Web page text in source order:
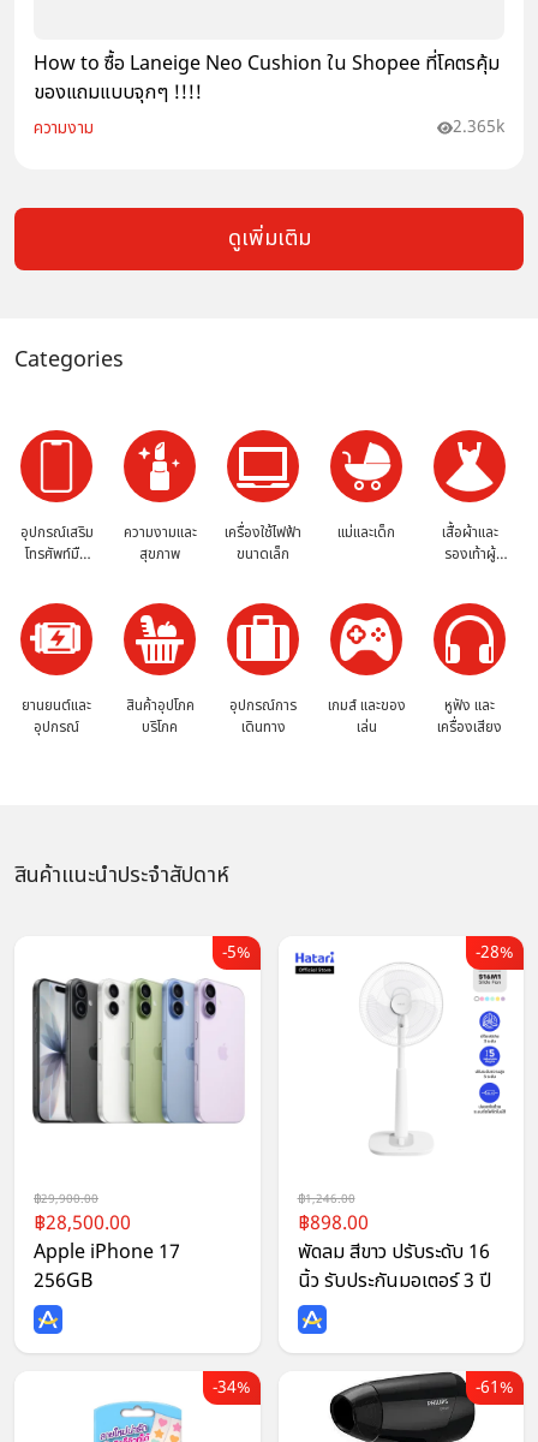
How to ซื้อ Laneige Neo Cushion ใน Shopee ที่โคตรคุ้ม
ของแถมแบบจุกๆ !!!!
ความงาม 2.365k
ดูเพิ่มเติม
Categories
อุปกรณ์เสริม
โทรศัพท์มือ
ความงามและ
สุขภาพ
เครื่องใช้ไฟฟ้า
ขนาดเล็ก
แม่และเด็ก
เสื้อผ้าและ
รองเท้าผู้
ยานยนต์และ
อุปกรณ์
สินค้าอุปโภค
บริโภค
อุปกรณ์การ
เดินทาง
เกมส์ และของ
เล่น
หูฟัง และ
เครื่องเสียง
สินค้าแนะนำประจำสัปดาห์
29,900.00
28,500.00
5%
Apple iPhone 17
256GB
1,246.00
898.00
28%
พัดลม สีขาว ปรับระดับ 16
นิ้ว รับประกันมอเตอร์ 3 ปี
34% 61%